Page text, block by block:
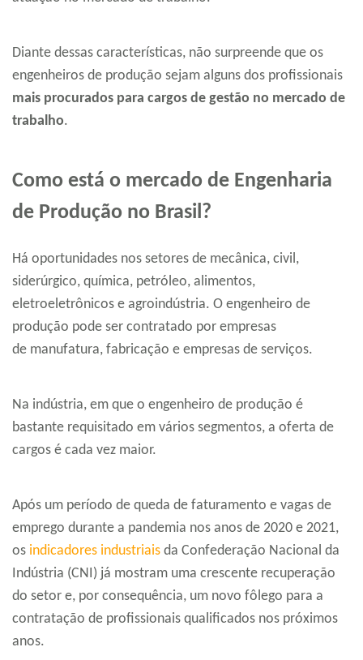
Diante dessas características, não surpreende que os
engenheiros de produção sejam alguns dos profissionais
mais procurados para cargos de gestão no mercado de
trabalho.
Como está o mercado de Engenharia
de Produção no Brasil?
Há oportunidades nos setores de mecânica, civil,
siderúrgico, química, petróleo, alimentos,
eletroeletrônicos e agroindústria. O engenheiro de
produção pode ser contratado por empresas
de manufatura, fabricação e empresas de serviços.
Na indústria, em que o engenheiro de produção é
bastante requisitado em vários segmentos, a oferta de
cargos é cada vez maior.
Após um período de queda de faturamento e vagas de
emprego durante a pandemia nos anos de 2020 e 2021,
os indicadores industriais da Confederação Nacional da
Indústria (CNI) já mostram uma crescente recuperação
do setor e, por consequência, um novo fôlego para a
contratação de profissionais qualificados nos próximos
anos.